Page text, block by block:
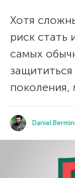
Хотя
риск стать
самых
поколения,
Daniel